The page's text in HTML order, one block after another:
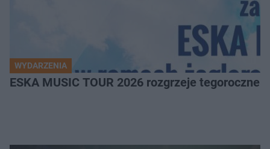
WYDARZENIA
ESKA MUSIC TOUR 2026 rozgrzeje tegoroczne